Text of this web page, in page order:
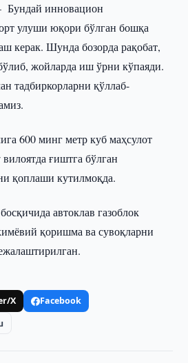
Бундай инновацион
улуши юқори бўлган бошқа
керак. Шунда бозорда рақобат,
жойларда иш ўрни кўпаяди.
тадбиркорларни қўллаб-
600 минг метр куб маҳсулот
ғиштга бўлган
қоплаши кутилмоқда.
автоклав газоблок
қоришма ва сувоқларни
X
Facebook